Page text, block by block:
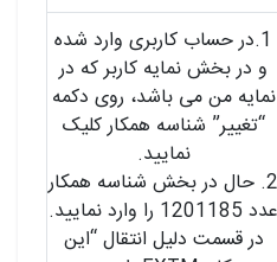
1.در حساب کاربری وارد شده
و در بخش نمایه کاربر که در
نمایه من می باشد، روی دکمه
“تغییر” شناسه همکار کلیک
نمایید.
2. حال در بخش شناسه همکار
عدد 1201185 را وارد نمایید.
در قسمت دلیل انتقال “این